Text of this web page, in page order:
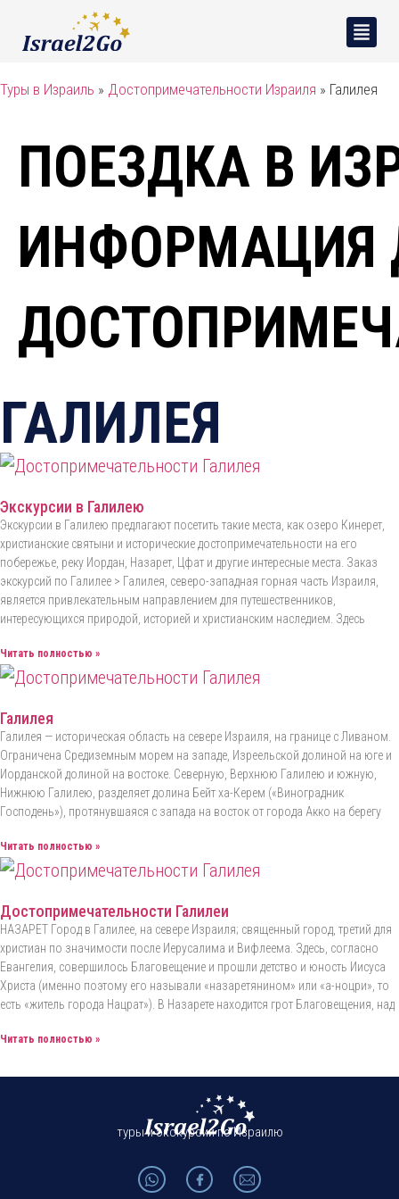
Туры в Израиль » Достопримечательности Израиля » Галилея
ПОЕЗДКА В
ИНФОРМАЦИЯ
ГАЛИЛЕЯ
Экскурсии в Галилею
Экскурсии в Галилею предлагают посетить такие места, как озеро Кинерет,
христианские святыни и исторические достопримечательности на его
побережье, реку Иордан, Назарет, Цфат и другие интересные места. Заказ
экскурсий по Галилее > Галилея, северо-западная горная часть Израиля,
является привлекательным направлением для путешественников,
интересующихся природой, историей и христианским наследием. Здесь
Читать полностью »
Галилея
Галилея — историческая область на севере Израиля, на границе с Ливаном.
Ограничена Средиземным морем на западе, Изреельской долиной на юге и
Иорданской долиной на востоке. Северную, Верхнюю Галилею и южную,
Нижнюю Галилею, разделяет долина Бейт ха-Керем («Виноградник
Господень»), протянувшаяся с запада на восток от города Акко на берегу
Читать полностью »
Достопримечательности Галилеи
НАЗАРЕТ Город в Галилее, на севере Израиля; священный город, третий для
христиан по значимости после Иерусалима и Вифлеема. Здесь, согласно
Евангелия, совершилось Благовещение и прошли детство и юность Иисуса
Христа (именно поэтому его называли «назаретянином» или ‏«а-ноцри», то
есть «житель города Нацрат»). В Назарете находится грот Благовещения, над
Читать полностью »
туры и экскурсии по Израилю